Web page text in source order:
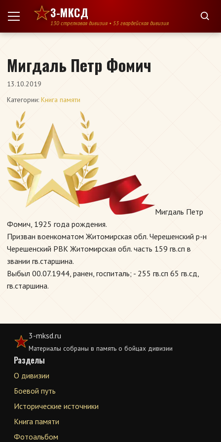
Перейти к содержимому
3-МКСД
130 стрелковая дивизия • 53 гвардейская дивизия
Мигдаль Петр Фомич
13.10.2019
Категории: Книга памяти
Мигдаль Петр
Фомич, 1925 года рождения.
Призван военкоматом Житомирская обл. Черешенский р-н
Черешенский РВК Житомирская обл. часть 159 гв.сп в
звании гв.старшина.
Выбыл 00.07.1944, ранен, госпиталь; - 255 гв.сп 65 гв.сд,
гв.старшина.
3-mksd.ru
Материалы собраны в память о бойцах дивизии
Разделы
О дивизии
Боевой путь
Исторические источники
Книга памяти
Фотоальбом